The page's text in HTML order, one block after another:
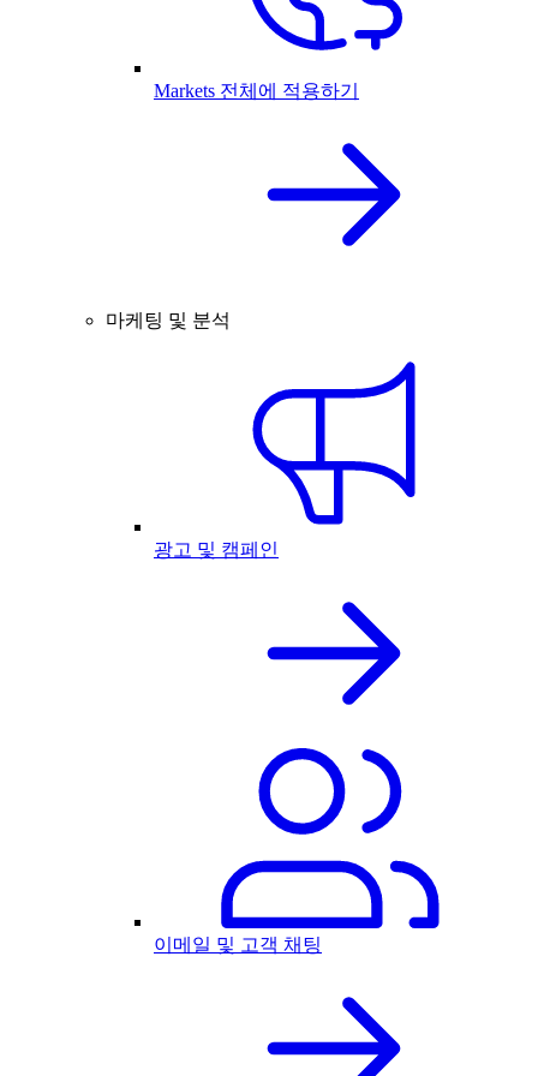
Markets 전체에 적용하기
마케팅 및 분석
광고 및 캠페인
이메일 및 고객 채팅